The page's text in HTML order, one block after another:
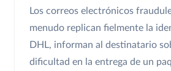
Los correos electrónicos
menudo replican fielmente la
DHL, informan al destinatario
dificultad en la entrega de un